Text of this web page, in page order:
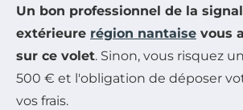
Un bon professionnel de la
extérieure région nantaise vous
sur ce volet. Sinon, vous risquez
500 € et l'obligation de déposer
vos frais.